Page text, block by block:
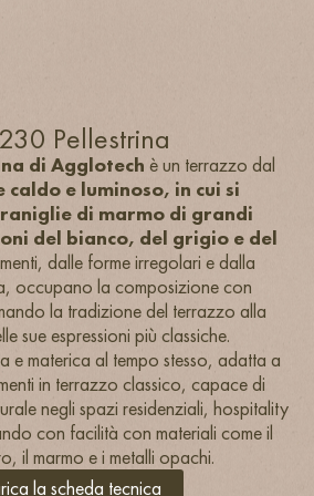
Pellestrina
di Agglotech è un terrazzo dal
e luminoso, in cui si
di marmo di grandi
del bianco, del grigio e del
dalle forme irregolari e dalla
occupano la composizione con
la tradizione del terrazzo alla
sue espressioni più classiche.
e materica al tempo stesso, adatta a
in terrazzo classico, capace di
negli spazi residenziali, hospitality
con facilità con materiali come il
il marmo e i metalli opachi.
la scheda tecnica